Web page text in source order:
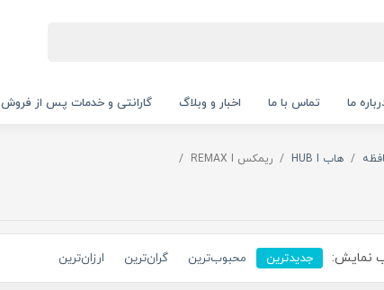
ما تماس با ما اخبار و وبلاگ گارانتی و خدمات پس از فروش
هاب HUB I ریمکس REMAX I
نمایش: جدیدترین محبوب‌ترین گران‌ترین ارزان‌ترین